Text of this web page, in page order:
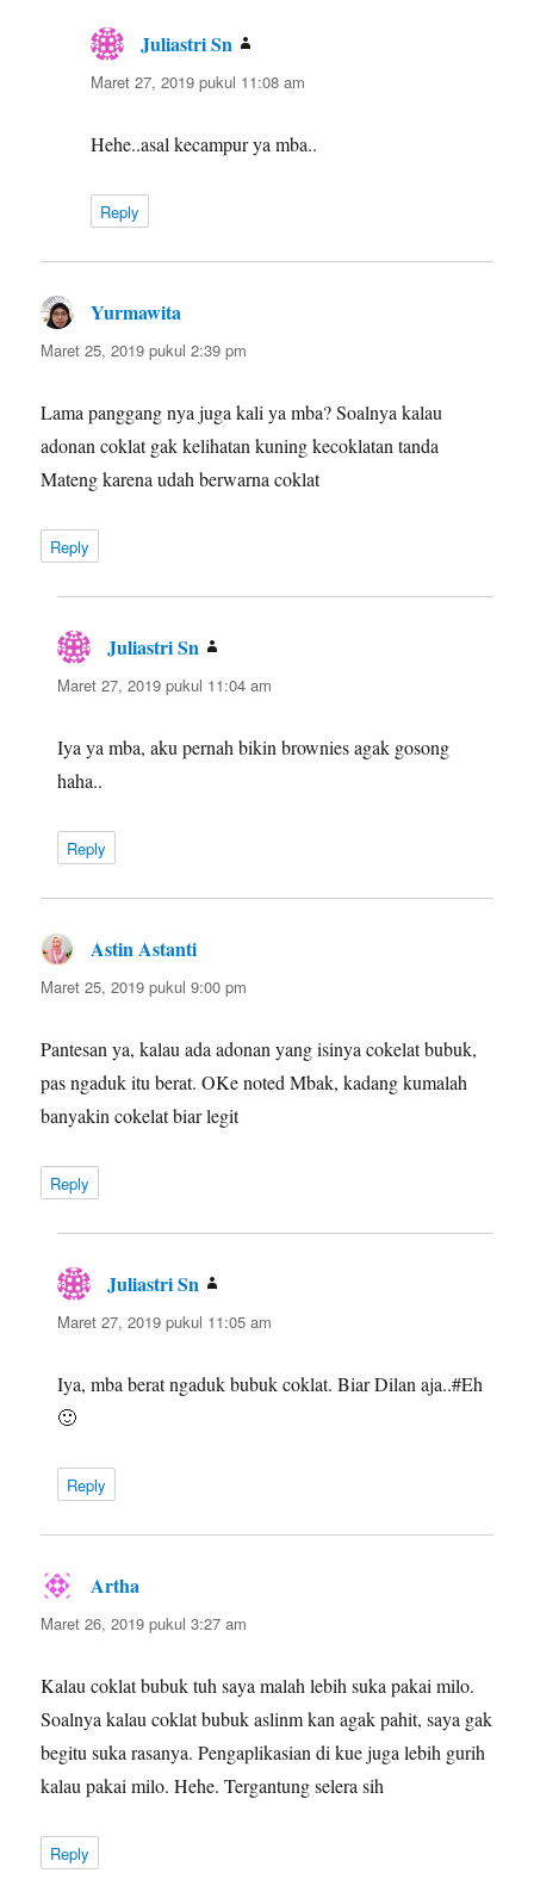
Juliastri Sn
Maret 27, 2019 pukul 11:08 am
Hehe..asal kecampur ya mba..
Reply
Yurmawita
Maret 25, 2019 pukul 2:39 pm
Lama panggang nya juga kali ya mba? Soalnya kalau
adonan coklat gak kelihatan kuning kecoklatan tanda
Mateng karena udah berwarna coklat
Reply
Juliastri Sn
Maret 27, 2019 pukul 11:04 am
Iya ya mba, aku pernah bikin brownies agak gosong
haha..
Reply
Astin Astanti
Maret 25, 2019 pukul 9:00 pm
Pantesan ya, kalau ada adonan yang isinya cokelat bubuk,
pas ngaduk itu berat. OKe noted Mbak, kadang kumalah
banyakin cokelat biar legit
Reply
Juliastri Sn
Maret 27, 2019 pukul 11:05 am
Iya, mba berat ngaduk bubuk coklat. Biar Dilan aja..#Eh
🙂
Reply
Artha
Maret 26, 2019 pukul 3:27 am
Kalau coklat bubuk tuh saya malah lebih suka pakai milo.
Soalnya kalau coklat bubuk aslinm kan agak pahit, saya gak
begitu suka rasanya. Pengaplikasian di kue juga lebih gurih
kalau pakai milo. Hehe. Tergantung selera sih
Reply